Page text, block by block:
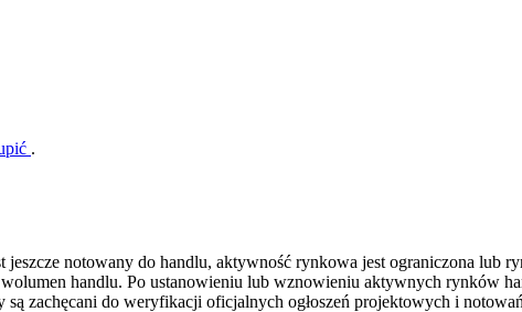
.
notowany do handlu, aktywność rynkowa jest ograniczona lub
handlu. Po ustanowieniu lub wznowieniu aktywnych rynków
zachęcani do weryfikacji oficjalnych ogłoszeń projektowych i